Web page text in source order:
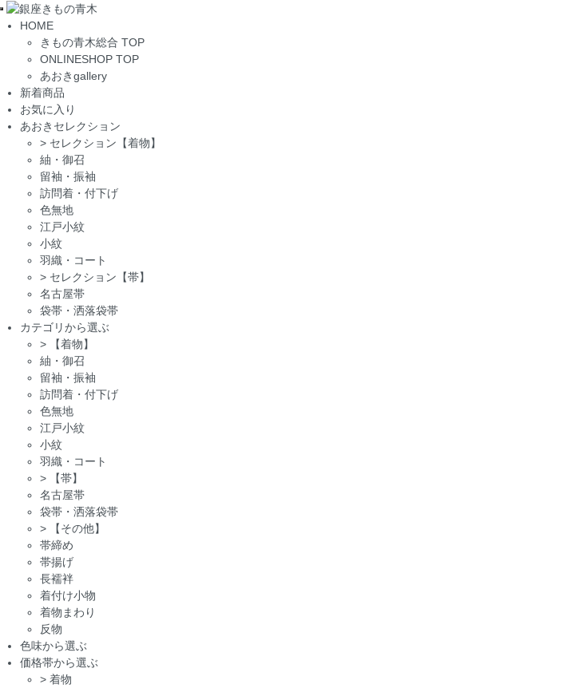
Toggle
navigation
HOME
きもの青木総合 TOP
ONLINESHOP TOP
あおきgallery
新着商品
お気に入り
あおきセレクション
> セレクション【着物】
紬・御召
留袖・振袖
訪問着・付下げ
色無地
江戸小紋
小紋
羽織・コート
> セレクション【帯】
名古屋帯
袋帯・洒落袋帯
カテゴリから選ぶ
>
【着物】
紬・御召
留袖・振袖
訪問着・付下げ
色無地
江戸小紋
小紋
羽織・コート
>
【帯】
名古屋帯
袋帯・洒落袋帯
>
【その他】
帯締め
帯揚げ
長襦袢
着付け小物
着物まわり
反物
色味から選ぶ
価格帯から選ぶ
> 着物